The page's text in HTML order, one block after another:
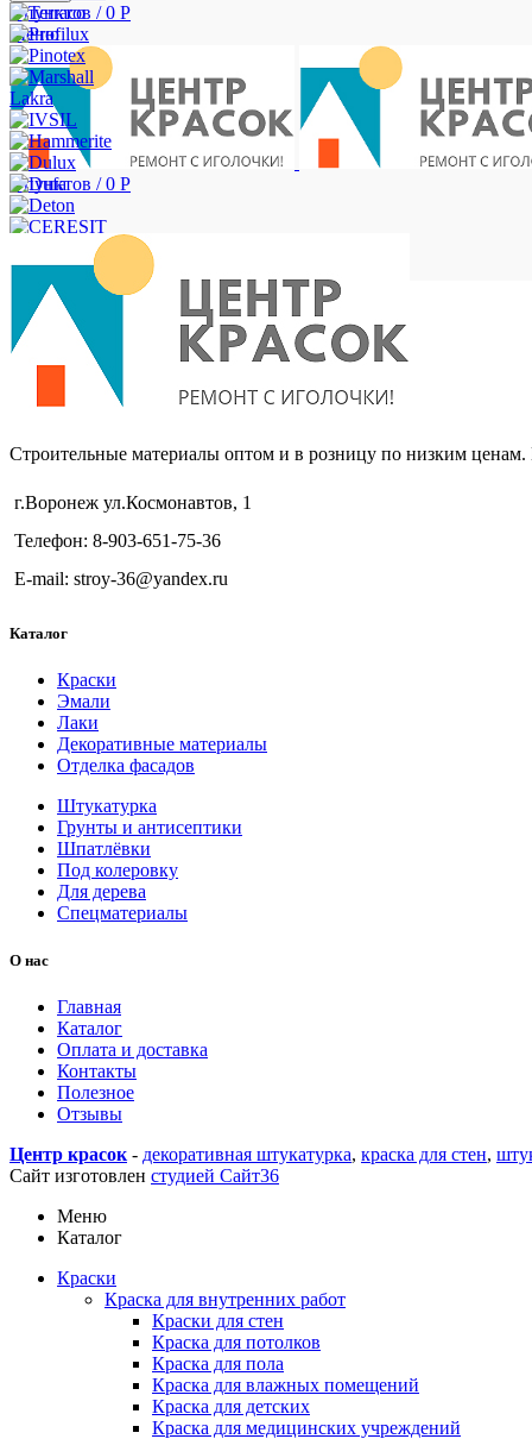
0пунктов / 0 Р
Меню
0пунктов / 0 Р
Lakra
Строительные материалы оптом и в розницу по низким
г.Воронеж ул.Космонавтов, 1
Телефон: 8-903-651-75-36
E-mail: stroy-36@yandex.ru
Каталог
Краски
Эмали
Лаки
Декоративные материалы
Отделка фасадов
Штукатурка
Грунты и антисептики
Шпатлёвки
Под колеровку
Для дерева
Спецматериалы
О нас
Главная
Каталог
Оплата и доставка
Контакты
Полезное
Отзывы
Центр красок - декоративная штукатурка, краска для стен,
Сайт изготовлен студией Сайт36
Меню
Каталог
Краски
Краска для внутренних работ
Краски для стен
Краска для потолков
Краска для пола
Краска для влажных помещений
Краска для детских
Краска для медицинских учреждений